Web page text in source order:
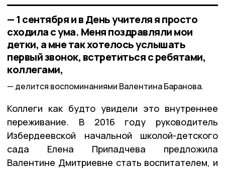
— 1 сентября и в День учителя я просто
сходила с ума. Меня поздравляли мои
детки, а мне так хотелось услышать
первый звонок, встретиться с ребятами,
коллегами,
делится воспоминаниями Валентина Баранова.
Коллеги как будто увидели это внутреннее
переживание. В 2016 году руководитель
Избердеевской начальной школой-детского
сада Елена Припадчева предложила
Валентине Дмитриевне стать воспитателем, и